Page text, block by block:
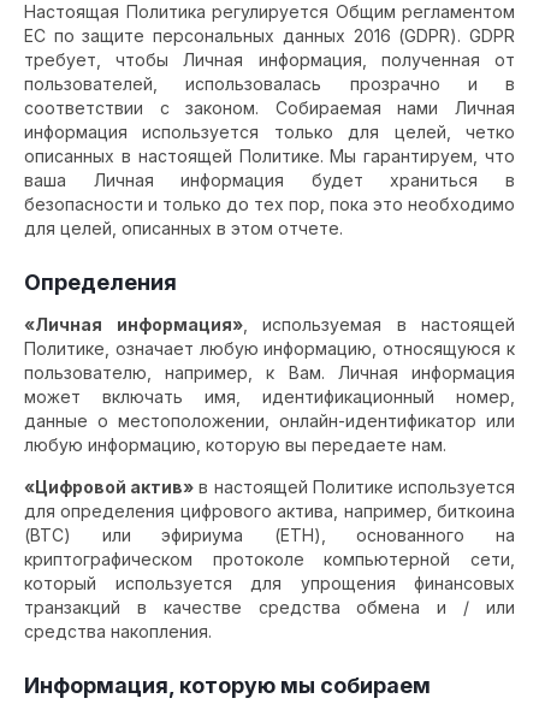
Настоящая Политика регулируется Общим регламентом
ЕС по защите персональных данных 2016 (GDPR). GDPR
требует, чтобы Личная информация, полученная от
пользователей, использовалась прозрачно и в
соответствии с законом. Собираемая нами Личная
информация используется только для целей, четко
описанных в настоящей Политике. Мы гарантируем, что
ваша Личная информация будет храниться в
безопасности и только до тех пор, пока это необходимо
для целей, описанных в этом отчете.
Определения
«Личная информация», используемая в настоящей
Политике, означает любую информацию, относящуюся к
пользователю, например, к Вам. Личная информация
может включать имя, идентификационный номер,
данные о местоположении, онлайн-идентификатор или
любую информацию, которую вы передаете нам.
«Цифровой актив» в настоящей Политике используется
для определения цифрового актива, например, биткоина
(BTC) или эфириума (ETH), основанного на
криптографическом протоколе компьютерной сети,
который используется для упрощения финансовых
транзакций в качестве средства обмена и / или
средства накопления.
Информация, которую мы собираем